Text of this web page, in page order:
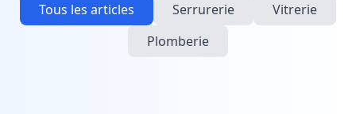
Tous les articles Serrurerie
Vitrerie
Plomberie